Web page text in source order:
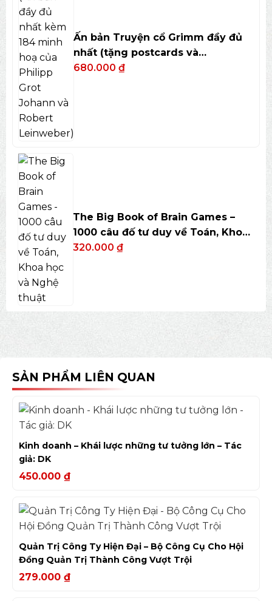
Ấn bản Truyện cổ Grimm đầy đủ
nhất (tặng postcards và
bookmark)
680.000 ₫
The Big Book of Brain Games –
1000 câu đố tư duy về Toán, Khoa
học và Nghệ thuật
320.000 ₫
SẢN PHẨM LIÊN QUAN
Kinh doanh – Khái lược những tư tưởng lớn – Tác
giả: DK
450.000 ₫
Quản Trị Công Ty Hiện Đại – Bộ Công Cụ Cho Hội
Đồng Quản Trị Thành Công Vượt Trội
279.000 ₫